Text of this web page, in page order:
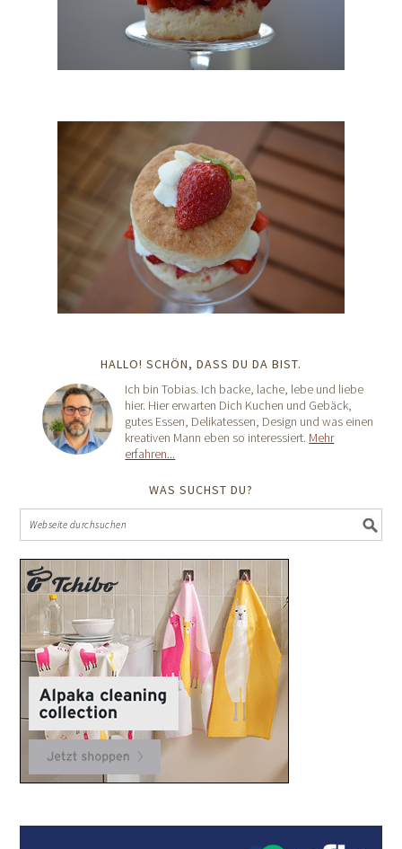
HALLO! SCHÖN, DASS DU DA BIST.
Ich bin Tobias. Ich backe, lache, lebe und liebe
hier. Hier erwarten Dich Kuchen und Gebäck,
gutes Essen, Delikatessen, Design und was einen
kreativen Mann eben so interessiert. Mehr
erfahren...
WAS SUCHST DU?